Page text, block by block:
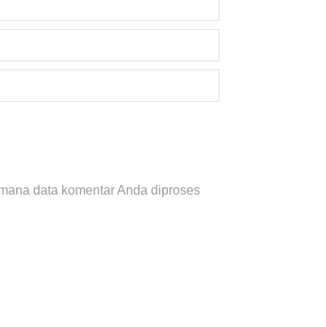
data komentar Anda diproses